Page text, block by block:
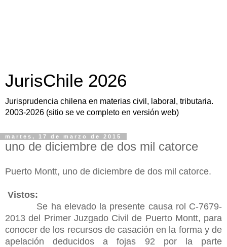
JurisChile 2026
Jurisprudencia chilena en materias civil, laboral, tributaria.
2003-2026 (sitio se ve completo en versión web)
martes, 17 de marzo de 2015
uno de diciembre de dos mil catorce
Puerto Montt, uno de diciembre de dos mil catorce.
Vistos:
Se ha elevado la presente causa rol C-7679-
2013 del Primer Juzgado Civil de Puerto Montt, para
conocer de los recursos de casación en la forma y de
apelación deducidos a fojas 92 por la parte